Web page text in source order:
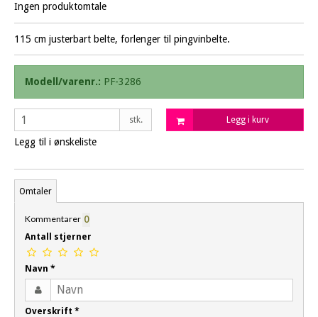
Ingen produktomtale
115 cm justerbart belte, forlenger til pingvinbelte.
Modell/varenr.: PF-3286
stk. Legg i kurv
Legg til i ønskeliste
Omtaler
Kommentarer 0
Antall stjerner
Navn *
Overskrift *